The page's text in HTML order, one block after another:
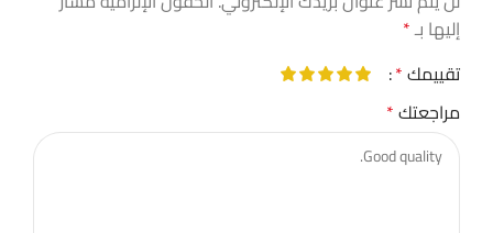
إليها بـ*
تقييمك*
مراجعتك*